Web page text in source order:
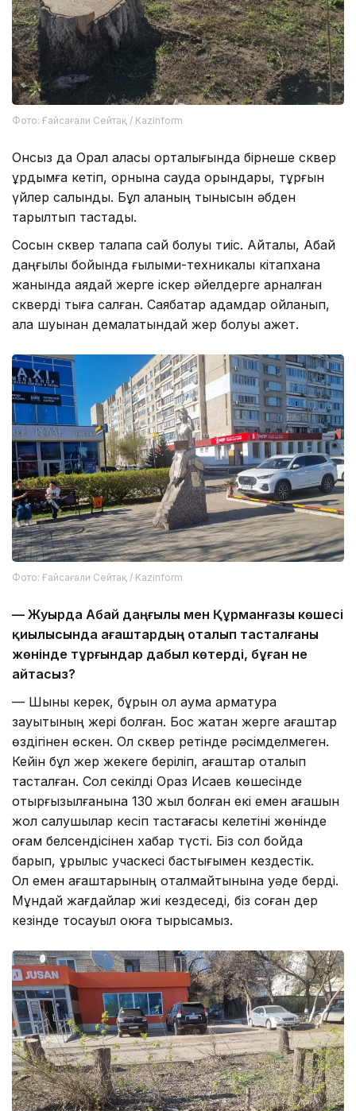
Фото: Ғайсағали Сейтақ / Kazinform
Онсыз да Орал қаласы орталығында бірнеше сквер
құрдымға кетіп, орнына сауда орындары, тұрғын
үйлер салынды. Бұл қаланың тынысын әбден
тарылтып тастады.
Сосын сквер талапқа сай болуы тиіс. Айталық, Абай
даңғылы бойында ғылыми-техникалық кітапхана
жанында аядай жерге іскер әйелдерге арналған
скверді тыға салған. Саябақтар адамдар ойланып,
қала шуынан демалатындай жер болуы қажет.
Фото: Ғайсағали Сейтақ / Kazinform
— Жуырда Абай даңғылы мен Құрманғазы көшесі
қиылысында ағаштардың оталып тасталғаны
жөнінде тұрғындар дабыл көтерді, бұған не
айтасыз?
— Шыны керек, бұрын ол аумақ арматура
зауытының жері болған. Бос жатқан жерге ағаштар
өздігінен өскен. Ол сквер ретінде рәсімделмеген.
Кейін бұл жер жекеге беріліп, ағаштар оталып
тасталған. Сол секілді Ораз Исаев көшесінде
отырғызылғанына 130 жыл болған екі емен ағашын
жол салушылар кесіп тастағасы келетіні жөнінде
қоғам белсендісінен хабар түсті. Біз сол бойда
барып, құрылыс учаскесі бастығымен кездестік.
Ол емен ағаштарының оталмайтынына уәде берді.
Мұндай жағдайлар жиі кездеседі, біз соған дер
кезінде тосқауыл қоюға тырысамыз.